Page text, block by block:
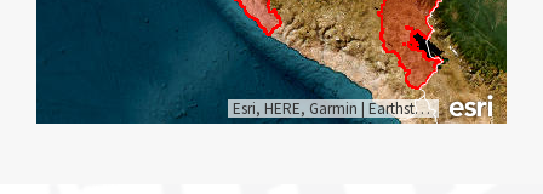
Esri, HERE, Garmin | Earthstar Geographics